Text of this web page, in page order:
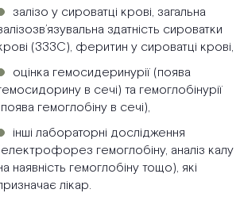
залізо у сироватці крові, загальна
здатність сироватки
(ЗЗЗС), феритин у сироватці крові,
оцінка гемосидеринурії (поява
в сечі) та гемоглобінурії
гемоглобіну в сечі),
інші лабораторні дослідження
гемоглобіну, аналіз калу
наявність гемоглобіну тощо), які
лікар.